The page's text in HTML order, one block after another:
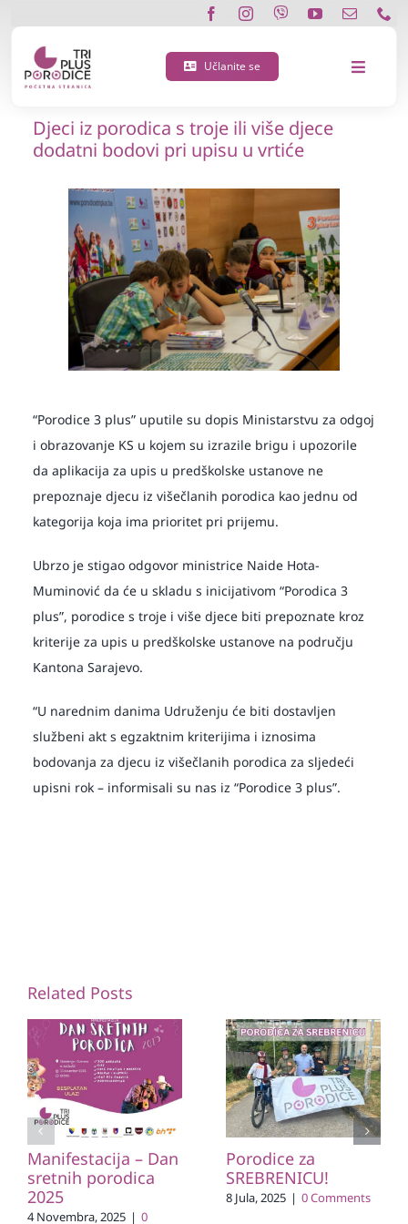
content
Učlanite se
Toggle
O nama
Učlanite se
Porodična 3 plus kartica
Podržite nas
Djeci iz porodica s troje ili više djece
dodatni bodovi pri upisu u vrtiće
“Porodice 3 plus” uputile su dopis Ministarstvu za odgoj
i obrazovanje KS u kojem su izrazile brigu i upozorile
da aplikacija za upis u predškolske ustanove ne
prepoznaje djecu iz višečlanih porodica kao jednu od
kategorija koja ima prioritet pri prijemu.
Ubrzo je stigao odgovor ministrice Naide Hota-
Muminović da će u skladu s inicijativom “Porodica 3
plus”, porodice s troje i više djece biti prepoznate kroz
kriterije za upis u predškolske ustanove na području
Kantona Sarajevo.
“U narednim danima Udruženju će biti dostavljen
službeni akt s egzaktnim kriterijima i iznosima
bodovanja za djecu iz višečlanih porodica za sljedeći
upisni rok – informisali su nas iz “Porodice 3 plus”.
Related Posts
Manifestacija – Dan
sretnih porodica
2025
4 Novembra, 2025 | 0
Porodice za
SREBRENICU!
8 Jula, 2025 | 0 Comments